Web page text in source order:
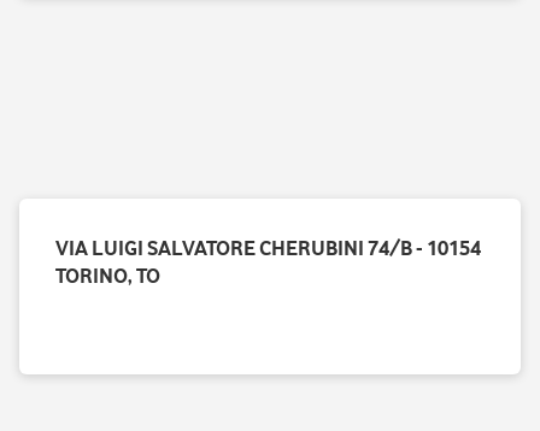
VIA LUIGI SALVATORE CHERUBINI 74/B - 10154
TORINO, TO